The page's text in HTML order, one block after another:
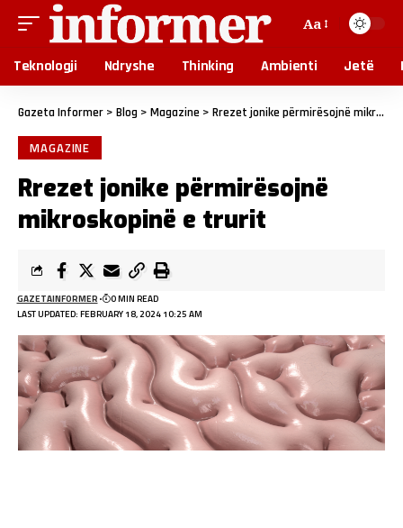
Aa
Teknologji Ndryshe Thinking Ambienti Jetë
Gazeta Informer > Blog > Magazine > Rrezet jonike përmirësojnë mikroskopinë e trurit
MAGAZINE
Rrezet jonike përmirësojnë
mikroskopinë e trurit
LAST UPDATED: FEBRUARY 18, 2024 10:25 AM
GAZETAINFORMER 0 MIN READ